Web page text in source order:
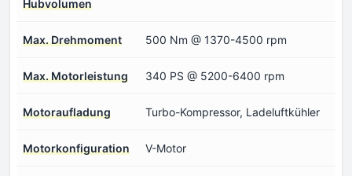
Hubvolumen
Max. Drehmoment 500 Nm @ 1370-4500 rpm
Max. Motorleistung 340 PS @ 5200-6400 rpm
Motoraufladung Turbo-Kompressor, Ladeluftkühler
Motorkonfiguration V-Motor